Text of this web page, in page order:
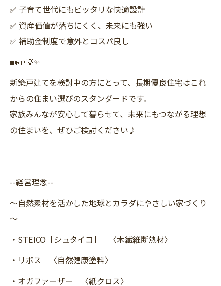
✅ 子育て世代にもピッタリな快適設計
✅ 資産価値が落ちにくく、未来にも強い
✅ 補助金制度で意外とコスパ良し
🏡🌱💡✨
新築戸建てを検討中の方にとって、長期優良住宅はこれ
からの住まい選びのスタンダードです。
家族みんなが安心して暮らせて、未来にもつながる理想
の住まいを、ぜひご検討ください♪
--経営理念--
～自然素材を活かした地球とカラダにやさしい家づくり
～
・STEICO［シュタイコ］ 〈木繊維断熱材〉
・リボス 〈自然健康塗料〉
・オガファーザー 〈紙クロス〉